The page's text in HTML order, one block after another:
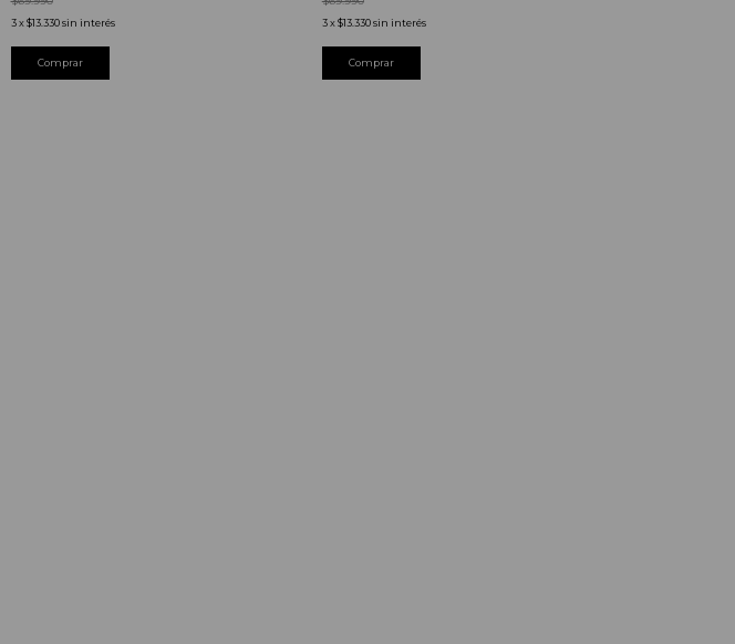
3 x$13.330 sin interés 3 x$13.330 sin interés